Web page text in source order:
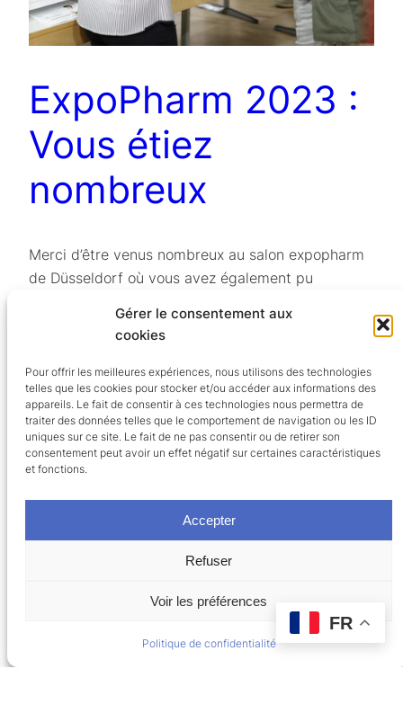
Gérer le consentement aux
cookies
Pour offrir les meilleures expériences, nous utilisons des technologies
telles que les cookies pour stocker et/ou accéder aux informations des
appareils. Le fait de consentir à ces technologies nous permettra de
traiter des données telles que le comportement de navigation ou les ID
uniques sur ce site. Le fait de ne pas consentir ou de retirer son
consentement peut avoir un effet négatif sur certaines caractéristiques
et fonctions.
Accepter
Refuser
Voir les préférences
Politique de confidentialité
ExpoPharm 2023 :
Vous étiez
nombreux
Merci d’être venus nombreux au salon expopharm
de Düsseldorf où vous avez également pu
spécialistes des blisters écologiques. Cette année
12 octobre 2023
Plan Medication Fièrement propulsé parWordPress
FR